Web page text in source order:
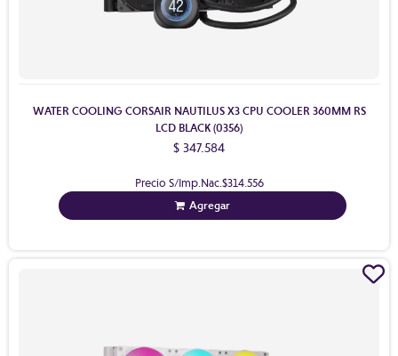
WATER COOLING CORSAIR NAUTILUS X3 CPU COOLER 360MM RS
LCD BLACK (0356)
$ 347.584
Precio S/Imp.Nac.$314.556
Agregar